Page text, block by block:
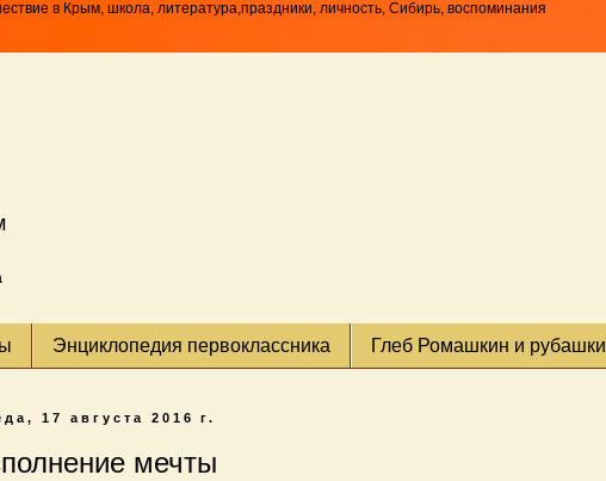
в Крым, школа, литература,праздники, личность, Сибирь, воспоминания
Энциклопедия первоклассника Глеб Ромашкин и рубашки
17 августа 2016 г.
мечты